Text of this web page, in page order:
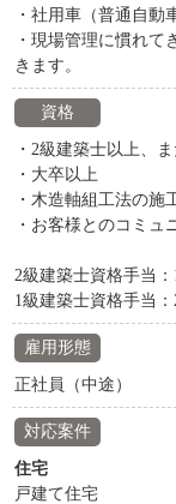
・社用車（普通自動
・現場管理に慣れ
きます。
資格
・2級建築士以上、
・大卒以上
・木造軸組工法の施
・お客様とのコミュ
2級建築士資格手当：
1級建築士資格手当：
雇用形態
正社員（中途）
対応案件
住宅
戸建て住宅